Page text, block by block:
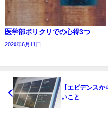
医学部ポリクリでの心得3つ
2020年6月11日
【エビデンス
いこと